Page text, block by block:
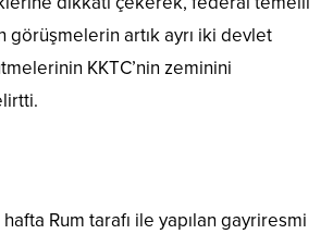
görüşmelerin artık ayrı iki devlet
KKTC’nin zeminini
Rum tarafı ile yapılan gayriresmi